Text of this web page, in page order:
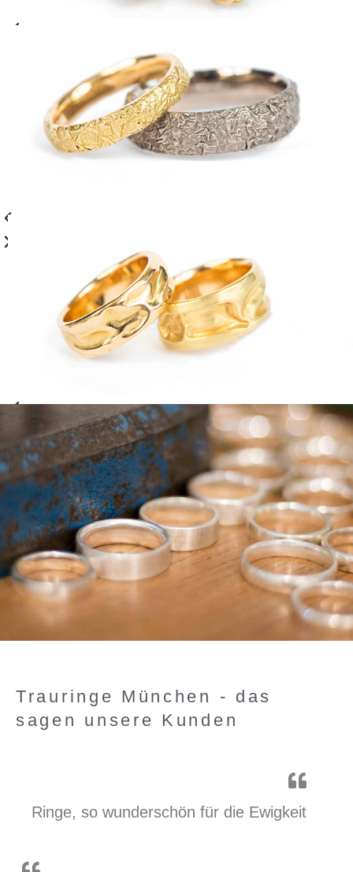
Trauringe München - das
sagen unsere Kunden
Ringe, so wunderschön für die Ewigkeit